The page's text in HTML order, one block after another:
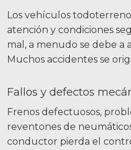
Los vehículos
atención y condiciones
mal, a menudo se debe a
Muchos accidentes se
Fallos y defectos
Frenos defectuosos,
reventones de
conductor pierda el